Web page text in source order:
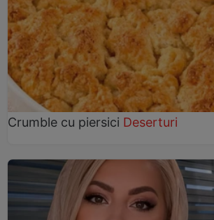
Crumble cu piersici Deserturi